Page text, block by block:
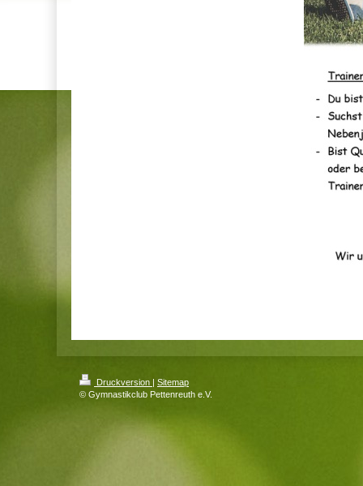
Druckversion | Sitemap
© Gymnastikclub Pettenreuth e.V.